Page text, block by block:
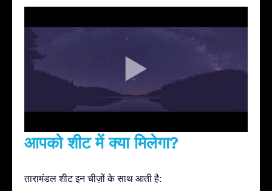
आपको शीट में क्या मिलेगा?
तारामंडल शीट इन चीज़ों के साथ आती है: